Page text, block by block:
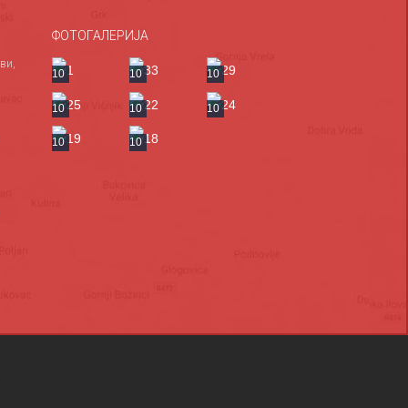
ФОТОГАЛЕРИЈА
10 10 10
10 10 10
10 10